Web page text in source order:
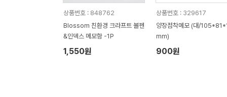
상품번호 : 848762
Blossom 친환경 크라프트 볼펜
&인덱스 메모함 -1P
1,550원
상품번호 : 329617
양장점착메모 (대/
mm)
900원